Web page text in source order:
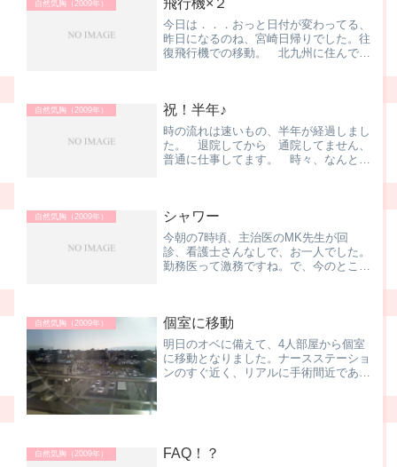
自然気胸（2009年） 飛行機×２
今日は．．．おっと日付が変わってる、
昨日になるのね、宮崎日帰りでした。往
復飛行機での移動。 北九州に住んでた
機。って言うか、退院して...
自然気胸（2009年） 祝！半年♪
時の流れは速いもの、半年が経過しまし
た。 退院してから 通院してません、
普通に仕事してます。 時々、なんとな
半年以上であれば、新たな...
自然気胸（2009年） シャワー
今朝の7時頃、主治医のMK先生が回
診、看護士さんなしで、お一人でした。
勤務医って激務ですね。で、今のところ
スステーションで予約。さき...
自然気胸（2009年） 個室に移動
明日のオベに備えて、4人部屋から個室
に移動となりました。ナースステーショ
ンのすぐ近く、リアルに手術間近である
自然気胸（2009年） FAQ！？